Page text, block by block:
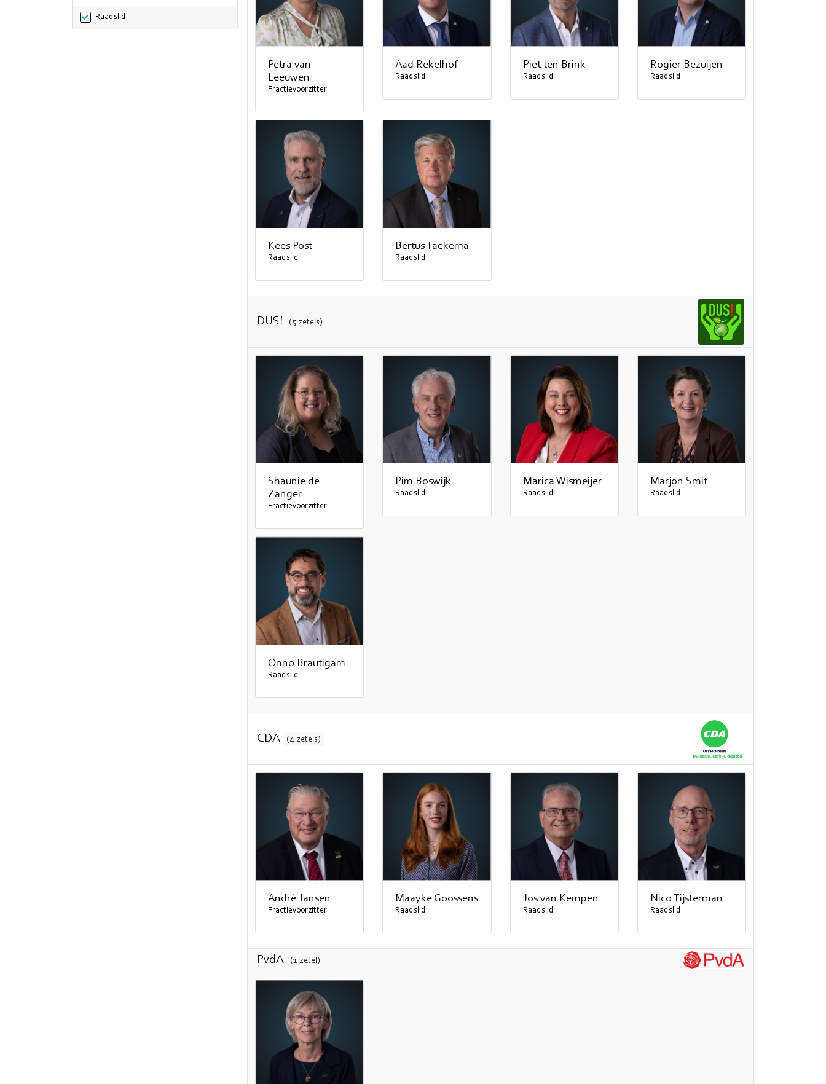
Raadslid
Petra van
Leeuwen
Fractievoorzitter
Aad Rekelhof
Raadslid
Piet ten Brink
Raadslid
Rogier Bezuijen
Raadslid
Kees Post
Raadslid
Bertus Taekema
Raadslid
DUS! (5 zetels)
Shaunie de
Zanger
Fractievoorzitter
Pim Boswijk
Raadslid
Marica Wismeijer
Raadslid
Marjon Smit
Raadslid
Onno Brautigam
Raadslid
CDA (4 zetels)
André Jansen
Fractievoorzitter
Maayke Goossens
Raadslid
Jos van Kempen
Raadslid
Nico Tijsterman
Raadslid
PvdA (1 zetel)